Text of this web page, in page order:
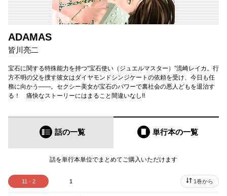
ADAMAS
皆川亮二
宝石に関する特殊能力を持つ“宝石使い（ジュエルマスター）”流崎レイカ。行
方不明の父を捜す彼女はダイヤモンドシンジケートの依頼を受け、今日も任
務に向かう――。セクシー美女が宝石のパワーで裏社会の悪人どもを退治す
る！ 痛快なストーリーにはまること間違いなし!!
話の一覧 単行本の一覧
話を単行本単位でまとめてご購入いただけます
11 - 2 1 1巻から